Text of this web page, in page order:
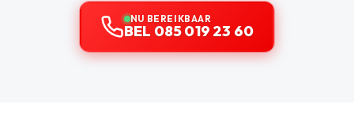
NU BEREIKBAAR
BEL 085 019 23 60